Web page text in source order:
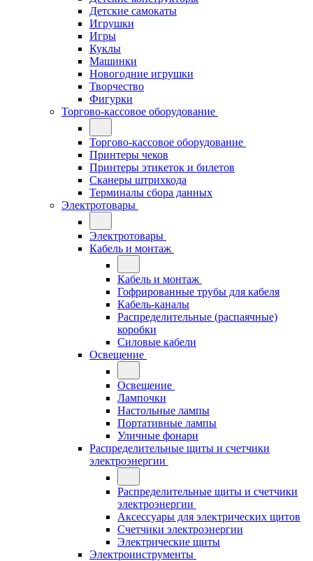
Детские самокаты
Игрушки
Игры
Куклы
Машинки
Новогодние игрушки
Творчество
Фигурки
Торгово-кассовое оборудование
Торгово-кассовое оборудование
Принтеры чеков
Принтеры этикеток и билетов
Сканеры штрихкода
Терминалы сбора данных
Электротовары
Электротовары
Кабель и монтаж
Кабель и монтаж
Гофрированные трубы для кабеля
Кабель-каналы
Распределительные (распаячные)
коробки
Силовые кабели
Освещение
Освещение
Лампочки
Настольные лампы
Портативные лампы
Уличные фонари
Распределительные щиты и счетчики
электроэнергии
Распределительные щиты и счетчики
электроэнергии
Аксессуары для электрических щитов
Счетчики электроэнергии
Электрические щиты
Электроинструменты